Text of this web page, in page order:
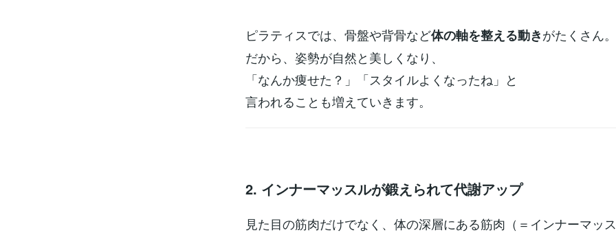
ピラティスでは、骨盤や背骨など体の軸を整える動きがたくさん。
だから、姿勢が自然と美しくなり、
「なんか痩せた？」「スタイルよくなったね」と
言われることも増えていきます。
2. インナーマッスルが鍛えられて代謝アップ
見た目の筋肉だけでなく、体の深層にある筋肉（＝インナーマッ